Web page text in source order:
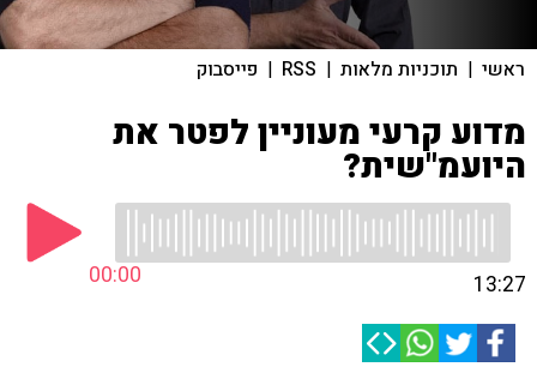
ראשי | תוכניות מלאות |
RSS
| פייסבוק
מדוע קרעי מעוניין לפטר את
היועמ"שית?
00:00 13:27